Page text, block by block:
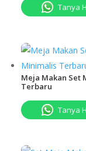
Tanya
Meja Makan Set
Terbaru
Tanya